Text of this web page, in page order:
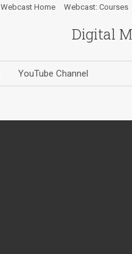
Digital
Webcast Home Webcast: Courses
YouTube Channel